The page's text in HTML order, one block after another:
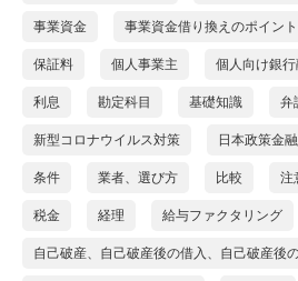
事業資金 事業資金借り換えのポイント
保証料 個人事業主 個人向け銀
利息 勘定科目 基礎知識 弁
新型コロナウイルス対策 日本政策金
条件 業者、選び方 比較 注
税金 経理 給与ファクタリング
自己破産、自己破産後の借入、自己破産後